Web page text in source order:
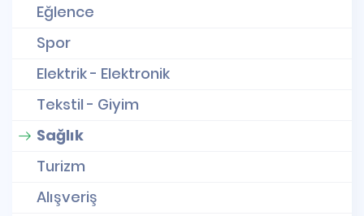
Eğlence
Spor
Elektrik - Elektronik
Tekstil - Giyim
Sağlık
Turizm
Alışveriş